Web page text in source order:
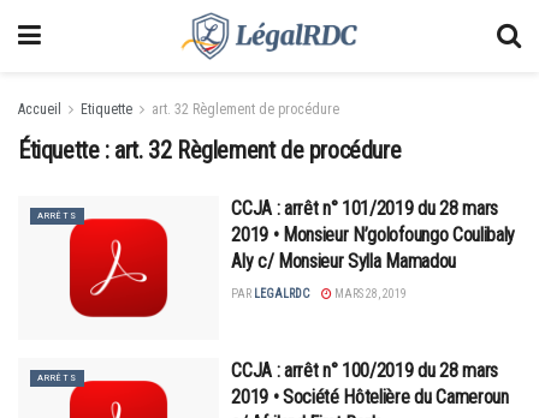
Accueil Etiquette art. 32 Règlement de procédure
Étiquette : art. 32 Règlement de procédure
ARRÊTS
CCJA : arrêt n° 101/2019 du 28 mars
2019 • Monsieur N’golofoungo Coulibaly
Aly c/ Monsieur Sylla Mamadou
PAR LEGALRDC MARS 28, 2019
ARRÊTS
CCJA : arrêt n° 100/2019 du 28 mars
2019 • Société Hôtelière du Cameroun